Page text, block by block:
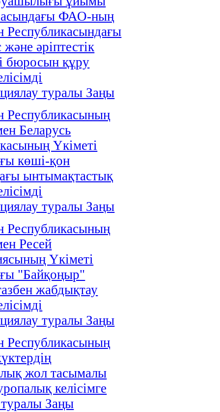
ФАО-ның
Республикасындағы
әріптестік
бюросын құру
туралы Заңы
Республикасының
Беларусь
Үкіметі
көші-қон
ынтымақтастық
туралы Заңы
Республикасының
Ресей
Үкіметі
"Байқоңыр"
жабдықтау
туралы Заңы
Республикасының
жол тасымалы
келісімге
Заңы